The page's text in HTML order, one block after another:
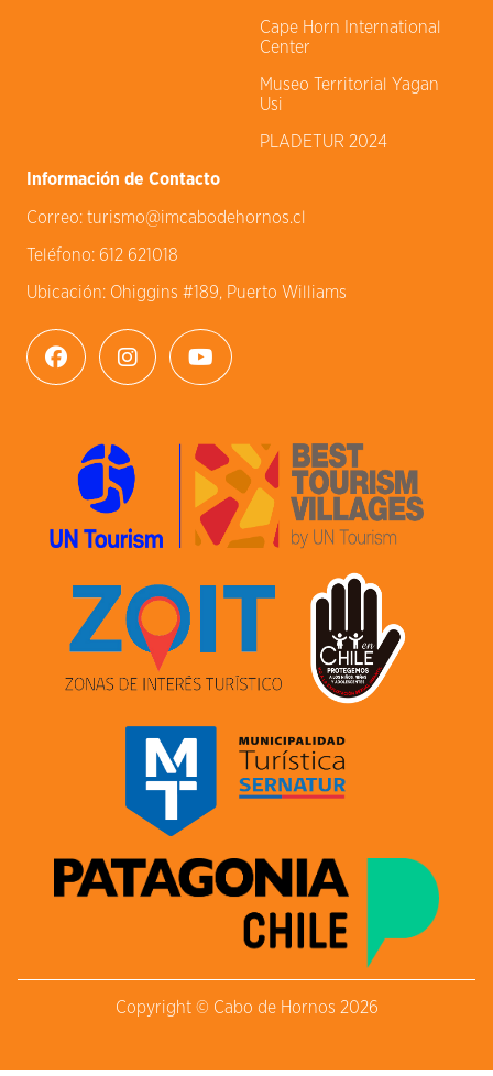
Cape Horn International
Center
Museo Territorial Yagan
Usi
PLADETUR 2024
Información de Contacto
Correo: turismo@imcabodehornos.cl
Teléfono: 612 621018
Ubicación: Ohiggins #189, Puerto Williams
Copyright © Cabo de Hornos 2026